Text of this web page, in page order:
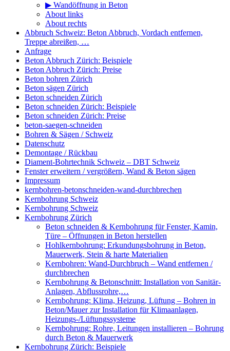
▶ Wandöffnung in Beton
About links
About rechts
Abbruch Schweiz: Beton Abbruch, Vordach entfernen,
Treppe abreißen, …
Anfrage
Beton Abbruch Zürich: Beispiele
Beton Abbruch Zürich: Preise
Beton bohren Zürich
Beton sägen Zürich
Beton schneiden Zürich
Beton schneiden Zürich: Beispiele
Beton schneiden Zürich: Preise
beton-saegen-schneiden
Bohren & Sägen / Schweiz
Datenschutz
Demontage / Rückbau
Diament-Bohrtechnik Schweiz – DBT Schweiz
Fenster erweitern / vergrößern, Wand & Beton sägen
Impressum
kernbohren-betonschneiden-wand-durchbrechen
Kernbohrung Schweiz
Kernbohrung Schweiz
Kernbohrung Zürich
Beton schneiden & Kernbohrung für Fenster, Kamin,
Türe – Öffnungen in Beton herstellen
Hohlkernbohrung: Erkundungsbohrung in Beton,
Mauerwerk, Stein & harte Materialien
Kernbohren: Wand-Durchbruch – Wand entfernen /
durchbrechen
Kernbohrung & Betonschnitt: Installation von Sanitär-
Anlagen, Abflussrohre,…
Kernbohrung: Klima, Heizung, Lüftung – Bohren in
Beton/Mauer zur Installation für Klimaanlagen,
Heizungs-/Lüftungssysteme
Kernbohrung: Rohre, Leitungen installieren – Bohrung
durch Beton & Mauerwerk
Kernbohrung Zürich: Beispiele